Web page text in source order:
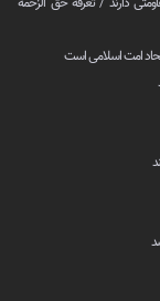
امت اسلامی است